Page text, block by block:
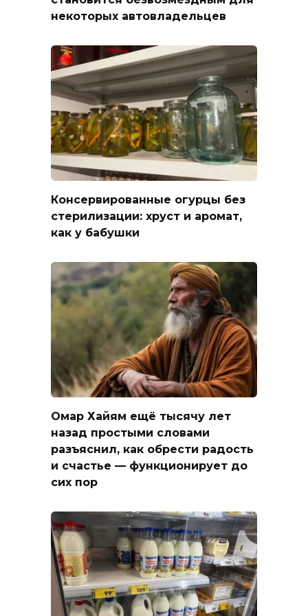
некоторых автовладельцев
Консервированные огурцы без
стерилизации: хруст и аромат,
как у бабушки
Омар Хайям ещё тысячу лет
назад простыми словами
разъяснил, как обрести радость
и счастье — функционирует до
сих пор